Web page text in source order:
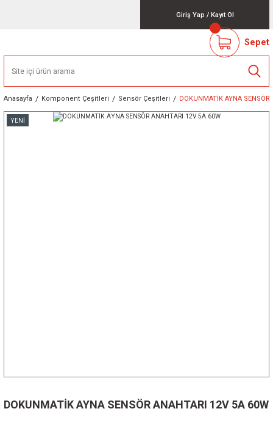
Giriş Yap / Kayıt Ol
Sepet
Anasayfa Komponent Çeşitleri Sensör Çeşitleri DOKUNMATİK AYNA
YENİ
DOKUNMATİK AYNA SENSÖR ANAHTARI 12V 5A 60W